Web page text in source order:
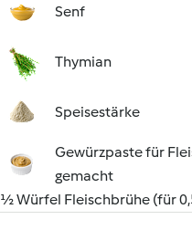
Senf
Thymian
Speisestärke
Gewürzpaste für
gemacht
½ Würfel Fleischbrühe (für